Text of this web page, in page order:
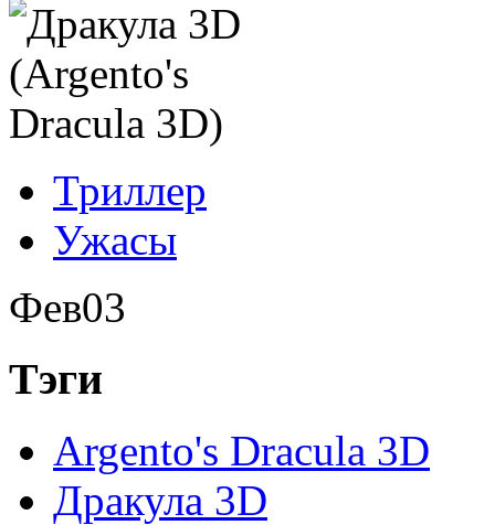
Триллер
Ужасы
Фев03
Тэги
Argento's Dracula 3D
Дракула 3D